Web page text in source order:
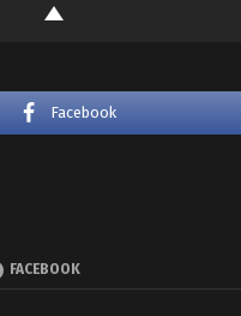
Facebook
FACEBOOK